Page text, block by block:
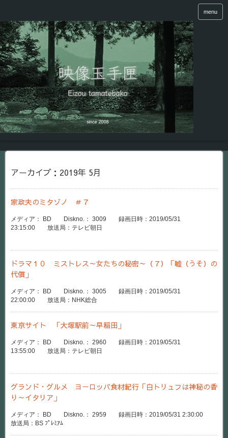
menu
アーカイブ：2019年 5月
家政夫のミタゾノ ＃７
メディア： BD Diskno.： 3009 録画日時：2019/05/31
23:15:00 放送局：テレビ朝日
ドラマ１０ ミストレス～女たちの秘密～（７）「嘘（うそ）の
代償」
メディア： BD Diskno.： 3005 録画日時：2019/05/31
22:00:00 放送局：NHK総合
東京サイト 「大塚駅前～早稲田」
メディア： BD Diskno.： 2960 録画日時：2019/05/31
13:55:00 放送局：テレビ朝日
グランド・グルメ ヨーロッパ食材紀行「白トリュフは神秘の香
り～イタリア」
メディア： BD Diskno.： 2959 録画日時：2019/05/31 2:30:00
放送局：BS ﾌﾟﾚﾐｱﾑ